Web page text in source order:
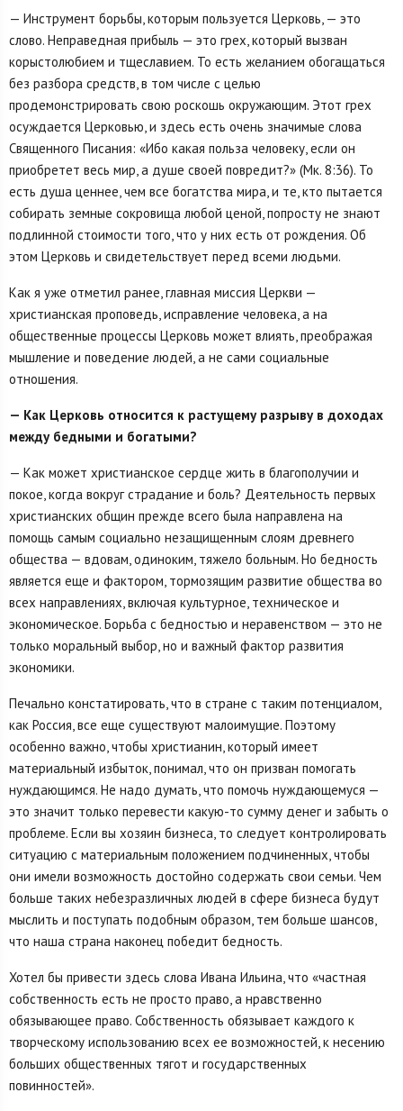
— Инструмент борьбы, которым пользуется Церковь, — это
слово. Неправедная прибыль — это грех, который вызван
корыстолюбием и тщеславием. То есть желанием обогащаться
без разбора средств, в том числе с целью
продемонстрировать свою роскошь окружающим. Этот грех
осуждается Церковью, и здесь есть очень значимые слова
Священного Писания: «Ибо какая польза человеку, если он
приобретет весь мир, а душе своей повредит?» (Мк. 8:36). То
есть душа ценнее, чем все богатства мира, и те, кто пытается
собирать земные сокровища любой ценой, попросту не знают
подлинной стоимости того, что у них есть от рождения. Об
этом Церковь и свидетельствует перед всеми людьми.
Как я уже отметил ранее, главная миссия Церкви —
христианская проповедь, исправление человека, а на
общественные процессы Церковь может влиять, преображая
мышление и поведение людей, а не сами социальные
отношения.
— Как Церковь относится к растущему разрыву в доходах
между бедными и богатыми?
— Как может христианское сердце жить в благополучии и
покое, когда вокруг страдание и боль? Деятельность первых
христианских общин прежде всего была направлена на
помощь самым социально незащищенным слоям древнего
общества — вдовам, одиноким, тяжело больным. Но бедность
является еще и фактором, тормозящим развитие общества во
всех направлениях, включая культурное, техническое и
экономическое. Борьба с бедностью и неравенством — это не
только моральный выбор, но и важный фактор развития
экономики.
Печально констатировать, что в стране с таким потенциалом,
как Россия, все еще существуют малоимущие. Поэтому
особенно важно, чтобы христианин, который имеет
материальный избыток, понимал, что он призван помогать
нуждающимся. Не надо думать, что помочь нуждающемуся —
это значит только перевести какую-то сумму денег и забыть о
проблеме. Если вы хозяин бизнеса, то следует контролировать
ситуацию с материальным положением подчиненных, чтобы
они имели возможность достойно содержать свои семьи. Чем
больше таких небезразличных людей в сфере бизнеса будут
мыслить и поступать подобным образом, тем больше шансов,
что наша страна наконец победит бедность.
Хотел бы привести здесь слова Ивана Ильина, что «частная
собственность есть не просто право, а нравственно
обязывающее право. Собственность обязывает каждого к
творческому использованию всех ее возможностей, к несению
больших общественных тягот и государственных
повинностей».